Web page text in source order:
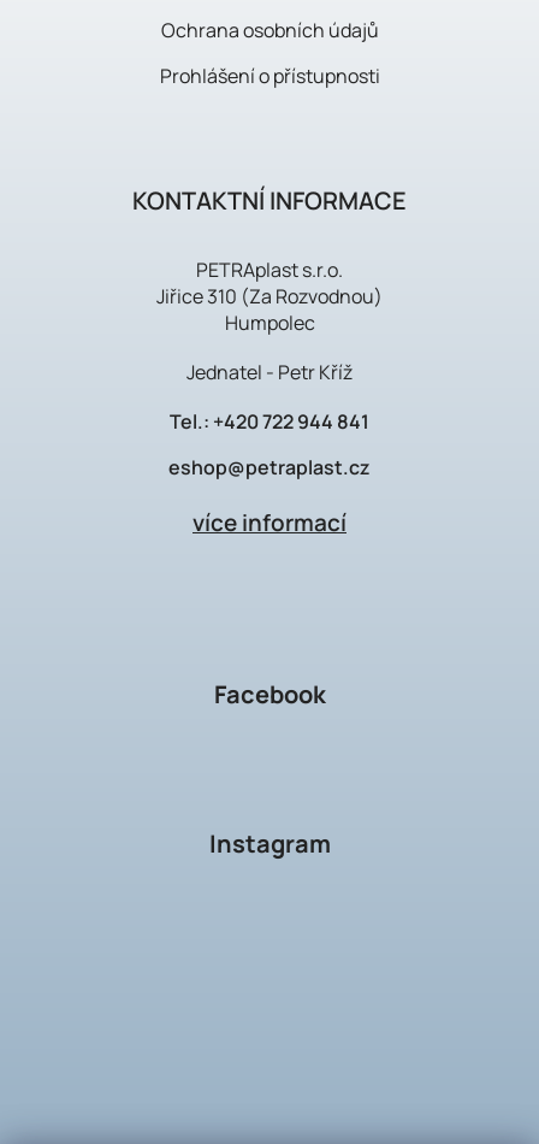
Ochrana osobních údajů
Prohlášení o přístupnosti
KONTAKTNÍ INFORMACE
PETRAplast s.r.o.
Jiřice 310 (Za Rozvodnou)
Humpolec
Jednatel - Petr Kříž
Tel.: +420 722 944 841
eshop@petraplast.cz
více informací
Facebook
Instagram